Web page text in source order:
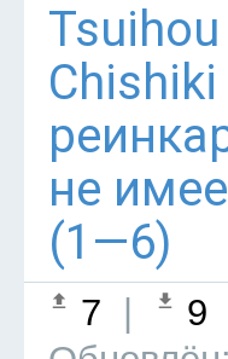
не
(1—6)
7 9